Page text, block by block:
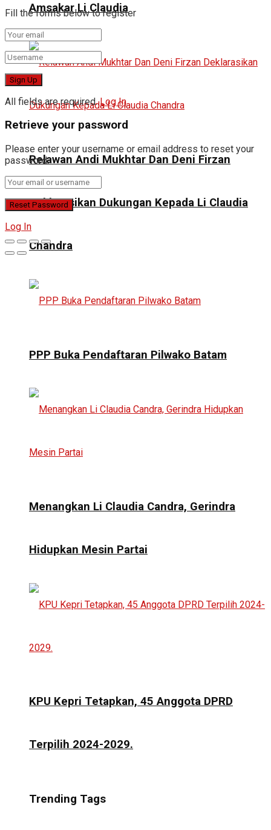
Amsakar Li Claudia
Relawan Andi Mukhtar Dan Deni Firzan
Deklarasikan Dukungan Kepada Li Claudia
Chandra
PPP Buka Pendaftaran Pilwako Batam
Menangkan Li Claudia Candra, Gerindra
Hidupkan Mesin Partai
KPU Kepri Tetapkan, 45 Anggota DPRD
Terpilih 2024-2029.
Trending Tags
Fill the forms below to register
All fields are required. Log In
Retrieve your password
Please enter your username or email address to reset your
password.
Log In